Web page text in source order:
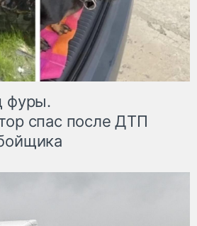
фуры.
спас после ДТП